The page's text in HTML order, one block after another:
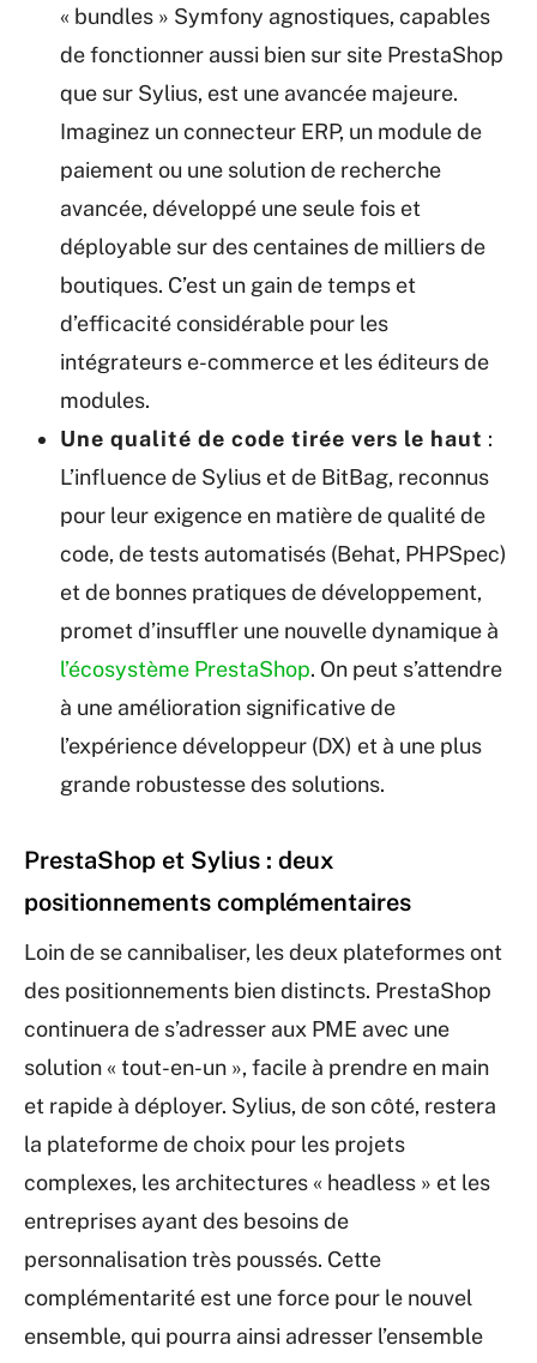
« bundles » Symfony agnostiques, capables
de fonctionner aussi bien sur site PrestaShop
que sur Sylius, est une avancée majeure.
Imaginez un connecteur ERP, un module de
paiement ou une solution de recherche
avancée, développé une seule fois et
déployable sur des centaines de milliers de
boutiques. C’est un gain de temps et
d’efficacité considérable pour les
intégrateurs e-commerce et les éditeurs de
modules.
Une qualité de code tirée vers le haut :
L’influence de Sylius et de BitBag, reconnus
pour leur exigence en matière de qualité de
code, de tests automatisés (Behat, PHPSpec)
et de bonnes pratiques de développement,
promet d’insuffler une nouvelle dynamique à
l’écosystème PrestaShop. On peut s’attendre
à une amélioration significative de
l’expérience développeur (DX) et à une plus
grande robustesse des solutions.
PrestaShop et Sylius : deux
positionnements complémentaires
Loin de se cannibaliser, les deux plateformes ont
des positionnements bien distincts. PrestaShop
continuera de s’adresser aux PME avec une
solution « tout-en-un », facile à prendre en main
et rapide à déployer. Sylius, de son côté, restera
la plateforme de choix pour les projets
complexes, les architectures « headless » et les
entreprises ayant des besoins de
personnalisation très poussés. Cette
complémentarité est une force pour le nouvel
ensemble, qui pourra ainsi adresser l’ensemble